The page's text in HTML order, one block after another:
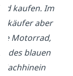
kaufen. Im
aber
Motorrad,
des blauen